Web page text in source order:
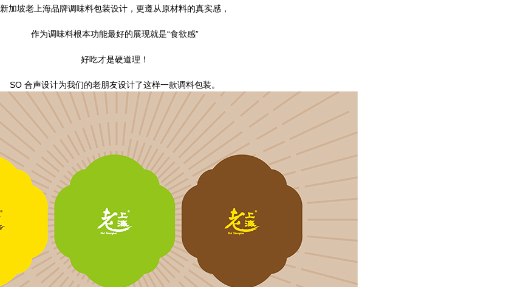
新加坡老上海品牌调味料包装设计，更遵从原材料的真实感，
作为调味料根本功能最好的展现就是“食欲感”
好吃才是硬道理！
SO 合声设计为我们的老朋友设计了这样一款调料包装。